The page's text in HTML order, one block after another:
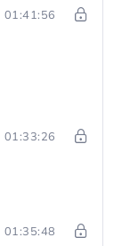
01:41:56
01:33:26
01:35:48